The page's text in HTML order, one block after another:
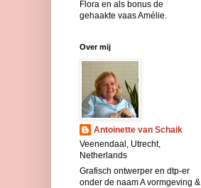
Flora en als bonus de
gehaakte vaas Amélie.
Over mij
Antoinette van Schaik
Veenendaal, Utrecht,
Netherlands
Grafisch ontwerper en dtp-er
onder de naam A vormgeving &